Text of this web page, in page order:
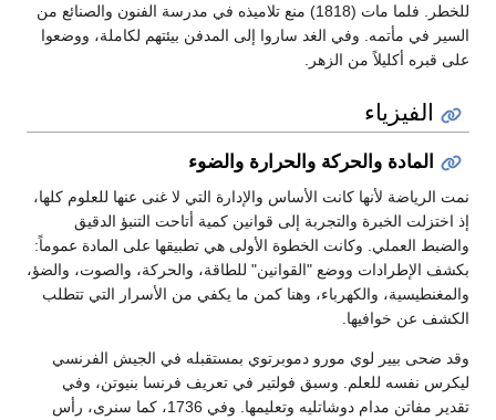
للخطر. فلما مات (1818) منع تلاميذه في مدرسة الفنون والصنائع من
السير في مأتمه. وفي الغد ساروا إلى المدفن بيئتهم لكاملة، ووضعوا
على قبره أكليلاً من الزهر.
الفيزياء
المادة والحركة والحرارة والضوء
نمت الرياضة لأنها كانت الأساس والإدارة التي لا غنى عنها للعلوم كلها،
إذ اختزلت الخبرة والتجربة إلى قوانين كمية أتاحت التنبؤ الدقيق
والضبط العملي. وكانت الخطوة الأولى هي تطبيقها على المادة عموماً:
بكشف الإطرادات ووضع "القوانين" للطاقة، والحركة، والصوت، والضؤ،
والمغنطيسية، والكهرباء، وهنا كمن ما يكفي من الأسرار التي تتطلب
الكشف عن خوافيها.
وقد ضحى بيير لوي مورو دموبرتوي بمستقبله في الجيش الفرنسي
ليكرس نفسه للعلم. وسبق فولتير في تعريف فرنسا بنيوتن، وفي
تقدير مفاتن مدام دوشاتليه وتعليمها. وفي 1736، كما سنرى، رأس